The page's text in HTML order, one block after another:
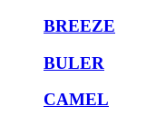
BREEZE
BULER
CAMEL